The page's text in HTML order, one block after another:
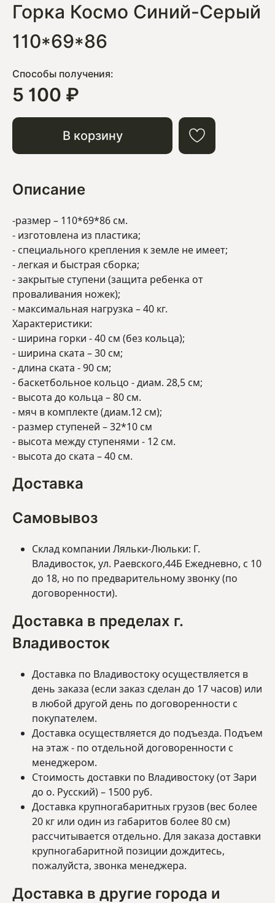
Горка Космо Синий-Серый
110*69*86
Способы получения:
5 100 ₽
В корзину
Описание
-размер – 110*69*86 см.
- изготовлена из пластика;
- специального крепления к земле не имеет;
- легкая и быстрая сборка;
- закрытые ступени (защита ребенка от
проваливания ножек);
- максимальная нагрузка – 40 кг.
Характеристики:
- ширина горки - 40 см (без кольца);
- ширина ската – 30 см;
- длина ската - 90 см;
- баскетбольное кольцо - диам. 28,5 см;
- высота до кольца – 80 см.
- мяч в комплекте (диам.12 см);
- размер ступеней – 32*10 см
- высота между ступенями - 12 см.
- высота до ската – 40 см.
Доставка
Самовывоз
Склад компании Ляльки-Люльки: Г.
Владивосток, ул. Раевского,44Б Ежедневно, с 10
до 18, но по предварительному звонку (по
договоренности).
Доставка в пределах г.
Владивосток
Доставка по Владивостоку осуществляется в
день заказа (если заказ сделан до 17 часов) или
в любой другой день по договоренности с
покупателем.
Доставка осуществляется до подъезда. Подъем
на этаж - по отдельной договоренности с
менеджером.
Стоимость доставки по Владивостоку (от Зари
до о. Русский) – 1500 руб.
Доставка крупногабаритных грузов (вес более
20 кг или один из габаритов более 80 см)
рассчитывается отдельно. Для заказа доставки
крупногабаритной позиции дождитесь,
пожалуйста, звонка менеджера.
Доставка в другие города и